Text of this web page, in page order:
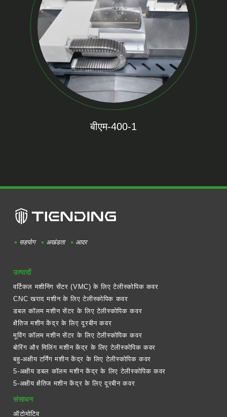
बीएम-400-1
सहयोग अखंडता आदर
उत्पादों
वर्टिकल मशीनिंग सेंटर (VMC) के लिए टेलीस्कोपिक कवर
CNC खराद मशीन के लिए टेलीस्कोपिक कवर
डबल कॉलम मशीन सेंटर के लिए टेलीस्कोपिक कवर
क्षैतिज मशीन केंद्र के लिए दूरबीन कवर
मूविंग कॉलम मशीन सेंटर के लिए टेलीस्कोपिक कवर
बोरिंग और मिलिंग मशीन केंद्र के लिए टेलीस्कोपिक कवर
बहु-अक्षीय टर्निंग मशीन केंद्र के लिए टेलीस्कोपिक कवर
5-अक्षीय डबल कॉलम मशीन केंद्र के लिए टेलीस्कोपिक कवर
5-अक्षीय क्षैतिज मशीन केंद्र के लिए दूरबीन कवर
संसाधन
ऑटोमोटिव